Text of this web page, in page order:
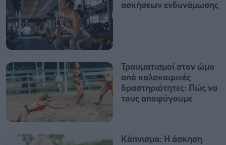
ασκήσεων ενδυνάμωσης
Τραυματισμοί στον ώμο
από καλοκαιρινές
δραστηριότητες: Πώς να
τους αποφύγουμε
Κάπνισμα: Η άσκηση